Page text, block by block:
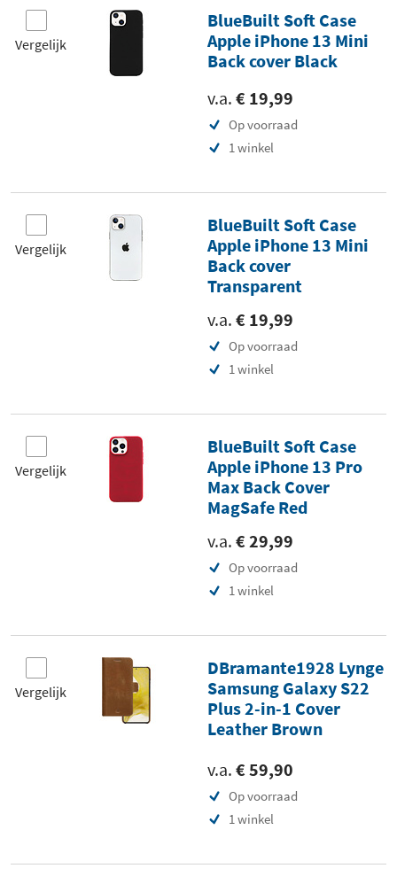
Vergelijk
BlueBuilt Soft Case
Apple iPhone 13 Mini
Back cover Black
v.a. € 19,99
Op voorraad
1 winkel
Vergelijk
BlueBuilt Soft Case
Apple iPhone 13 Mini
Back cover
Transparent
v.a. € 19,99
Op voorraad
1 winkel
Vergelijk
BlueBuilt Soft Case
Apple iPhone 13 Pro
Max Back Cover
MagSafe Red
v.a. € 29,99
Op voorraad
1 winkel
Vergelijk
DBramante1928 Lynge
Samsung Galaxy S22
Plus 2-in-1 Cover
Leather Brown
v.a. € 59,90
Op voorraad
1 winkel